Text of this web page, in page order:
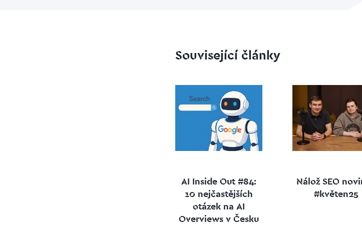
Související články
AI Inside Out #84:
10 nejčastějších
otázek na AI
Overviews v Česku
Nálož SEO
#květen25